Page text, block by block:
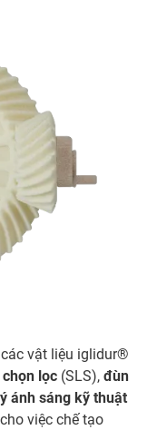
vật liệu iglidur®
lọc (SLS), đùn
ánh sáng kỹ thuật
việc chế tạo